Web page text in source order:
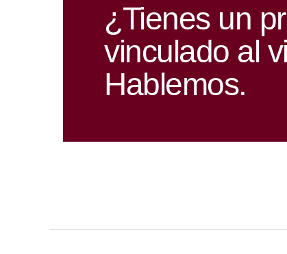
¿Tienes un
vinculado al
Hablemos.